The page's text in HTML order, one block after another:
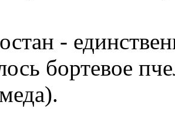
-
бортевое